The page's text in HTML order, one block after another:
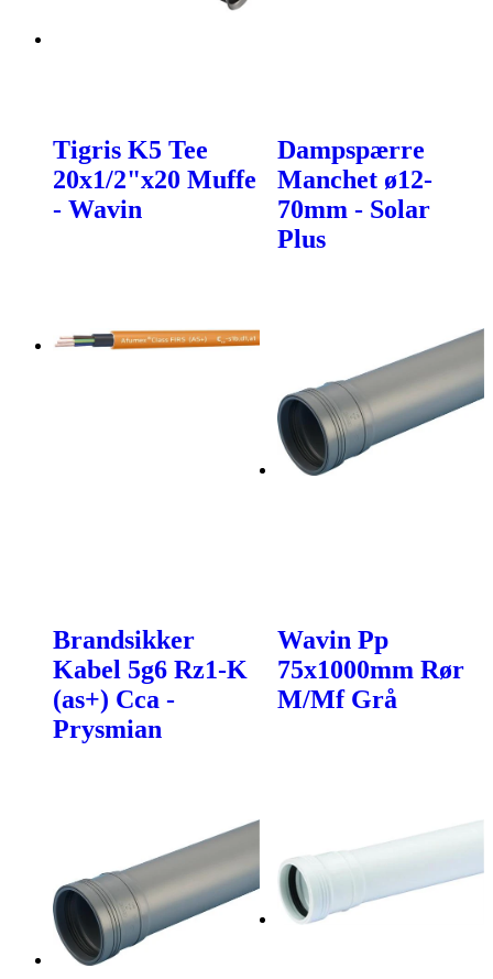
Tigris K5 Tee
20x1/2"x20 Muffe
- Wavin
Dampspærre
Manchet ø12-
70mm - Solar
Plus
Brandsikker
Kabel 5g6 Rz1-K
(as+) Cca -
Prysmian
Wavin Pp
75x1000mm Rør
M/Mf Grå